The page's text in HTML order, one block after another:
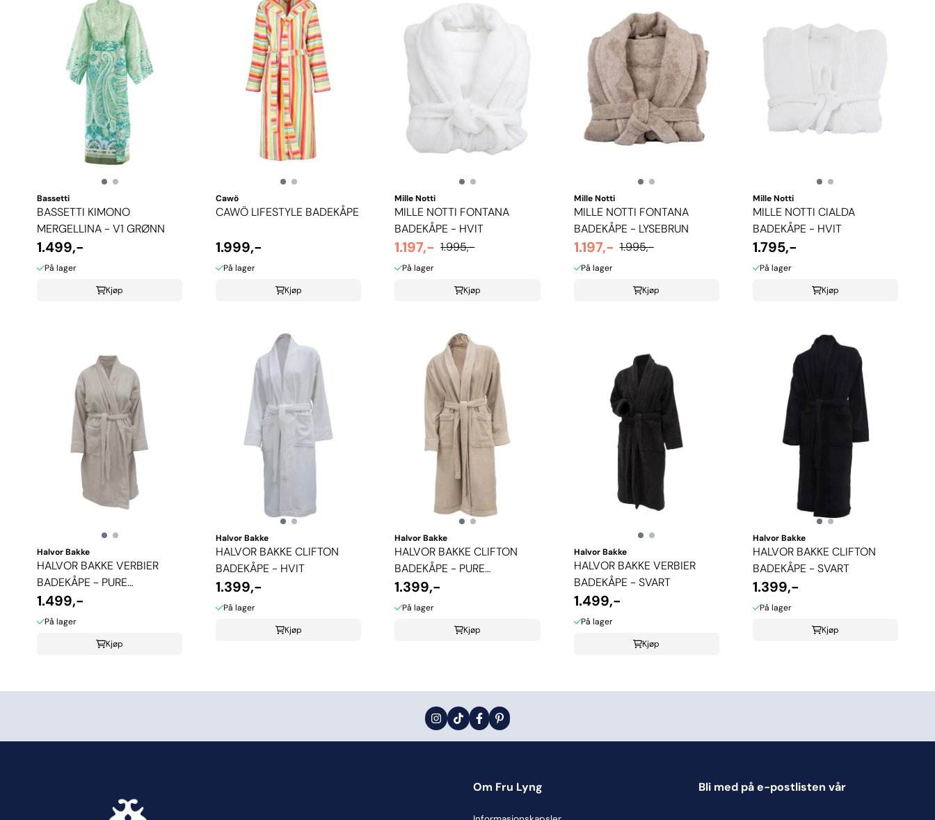
Bassetti
BASSETTI KIMONO
MERGELLINA - V1 GRØNN
1.499,-
På lager
Kjøp
Cawö
CAWÖ LIFESTYLE BADEKÅPE
1.999,-
På lager
Kjøp
Mille Notti
MILLE NOTTI FONTANA
BADEKÅPE - HVIT
1.197,- 1.995,-
På lager
Kjøp
Mille Notti
MILLE NOTTI FONTANA
BADEKÅPE - LYSEBRUN
1.197,- 1.995,-
På lager
Kjøp
Mille Notti
MILLE NOTTI CIALDA
BADEKÅPE - HVIT
1.795,-
På lager
Kjøp
Halvor Bakke
HALVOR BAKKE VERBIER
BADEKÅPE - PURE
CASHMERE
1.499,-
På lager
Kjøp
Halvor Bakke
HALVOR BAKKE CLIFTON
BADEKÅPE - HVIT
1.399,-
På lager
Kjøp
Halvor Bakke
HALVOR BAKKE CLIFTON
BADEKÅPE - PURE
CASHMERE
1.399,-
På lager
Kjøp
Halvor Bakke
HALVOR BAKKE VERBIER
BADEKÅPE - SVART
1.499,-
På lager
Kjøp
Halvor Bakke
HALVOR BAKKE CLIFTON
BADEKÅPE - SVART
1.399,-
På lager
Kjøp
Om Fru Lyng Bli med på e-postlisten vår